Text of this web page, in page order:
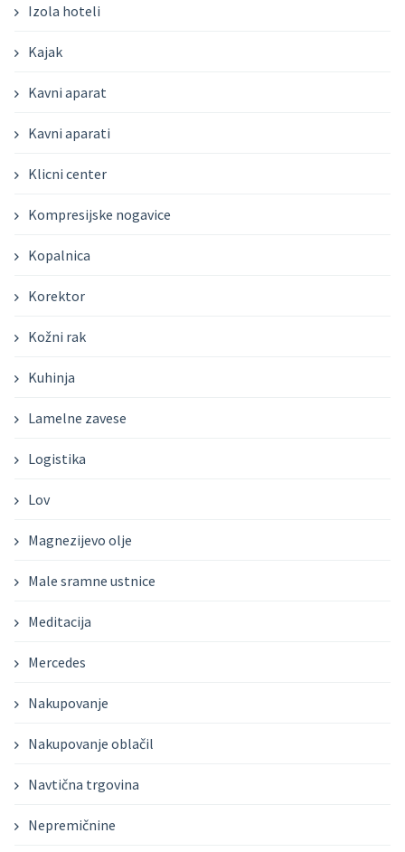
Izola hoteli
Kajak
Kavni aparat
Kavni aparati
Klicni center
Kompresijske nogavice
Kopalnica
Korektor
Kožni rak
Kuhinja
Lamelne zavese
Logistika
Lov
Magnezijevo olje
Male sramne ustnice
Meditacija
Mercedes
Nakupovanje
Nakupovanje oblačil
Navtična trgovina
Nepremičnine